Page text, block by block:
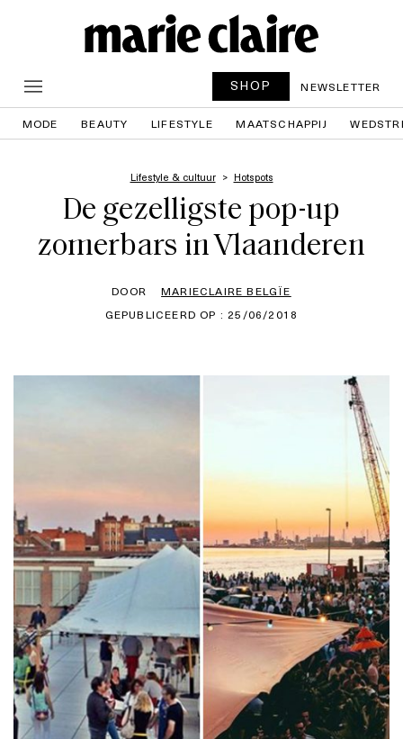
SHOP NEWSLETTER
MODE BEAUTY LIFESTYLE MAATSCHAPPIJ
Lifestyle & cultuur Hotspots
De gezelligste pop-up
zomerbars in Vlaanderen
DOOR
MARIECLAIRE BELGÏE
GEPUBLICEERD OP : 25/06/2018